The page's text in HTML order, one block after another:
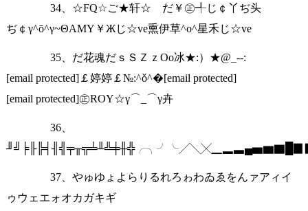
34、☆FQ☆ご★轩☆ゞだ￥㊣╃じ￠丫ぢ头
ぢ￠γ^ō^γ~ΘAMY￥Жじ☆ve熏伊草^o^星禾じ☆ve
35、だ花魂だｓＳＺｚОo冰★:）★@_--:
[email protected]￡婷婷￡№:^ǒ^�[email protected]
[email protected]㊣ROY☆γ⌒_⌒γ卉
36、
37、やゅゆょよらりるれろゎわゐゑをんァアィイ
ゥウェエォオカガキギ